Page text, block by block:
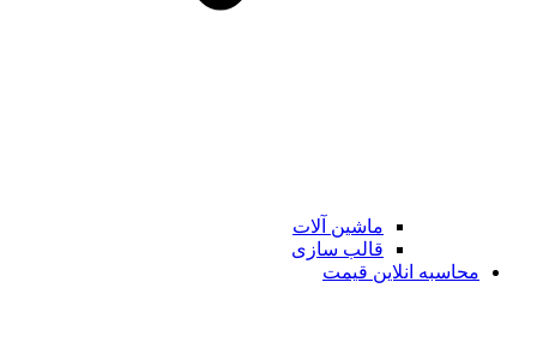
ماشین آلات
قالب سازی
محاسبه انلاین قیمت